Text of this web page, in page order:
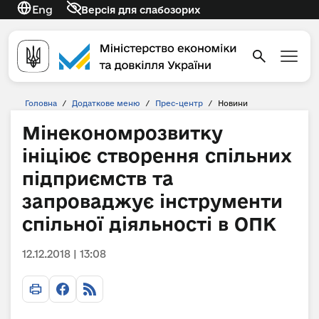
Eng Версія для слабозорих
Головна / Додаткове меню / Прес-центр / Новини
Мінекономрозвитку
ініціює створення спільних
підприємств та
запроваджує інструменти
спільної діяльності в ОПК
12.12.2018 | 13:08